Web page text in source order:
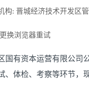
构: 晋城经济技术开发区
换浏览器重试
国有资本运营有限公司
、体检、考察等环节，